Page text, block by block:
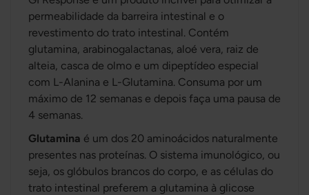
permeabilidade da barreira intestinal e o
revestimento do trato intestinal. Contém
glutamina, arabinogalactanas, aloé vera, raiz de
alteia, casca de olmo e um dipeptídeo especial
com L-Alanina e L-Glutamina. Consuma por um
máximo de 12 semanas e depois faça uma pausa de
4 semanas.
Glutamina é um dos 20 aminoácidos naturalmente
presentes nas proteínas. O sistema imunológico, ou
seja, os glóbulos brancos do corpo, e as células do
trato intestinal preferem a glutamina à glicose